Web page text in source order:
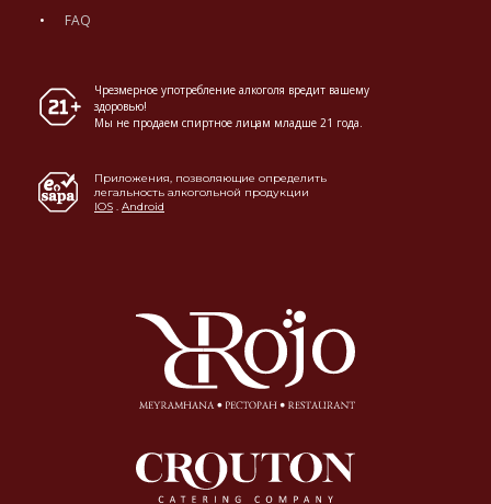
FAQ
Чрезмерное употребление алкоголя вредит вашему
здоровью!
Мы не продаем спиртное лицам младше 21 года.
Приложения, позволяющие определить
легальность алкогольной продукции
IOS . Android